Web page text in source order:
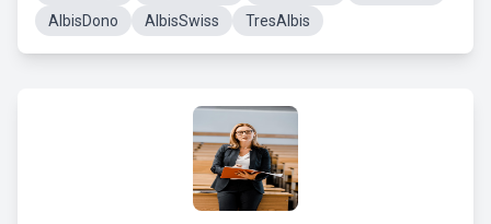
AlbisDono
AlbisSwiss TresAlbis